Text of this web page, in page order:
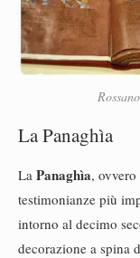
La Panaghìa
La Panaghìa, ovvero
testimonianze più
intorno al decimo
decorazione a spina